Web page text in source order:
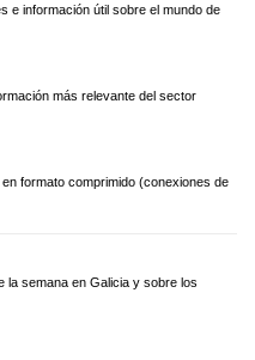
e información útil sobre el mundo de
más relevante del sector
formato comprimido (conexiones de
la semana en Galicia y sobre los